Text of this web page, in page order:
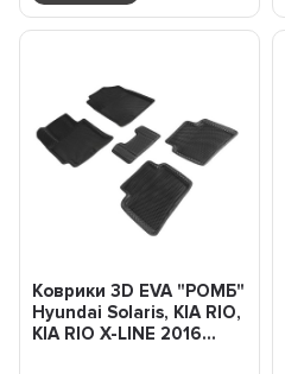
Коврики 3D EVA "РОМБ"
Hyundai Solaris, KIA RIO,
KIA RIO X-LINE 2016...